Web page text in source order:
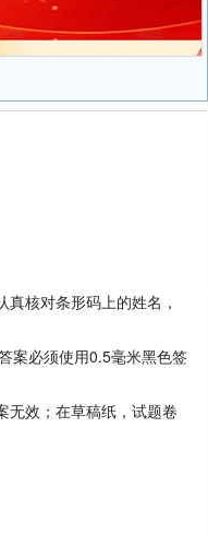
核对条形码上的姓名，
案必须使用0.5毫米黑色签
效；在草稿纸，试题卷